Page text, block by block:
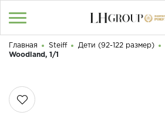
Здравствуйте! Что вы ищете?
Главная Steiff Дети (92-122 размер)
Woodland, 1/1